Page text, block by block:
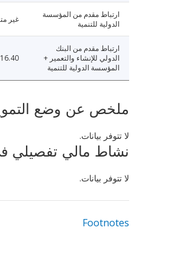
ارتباط مقدم من المؤسسة
الدولية للتنمية
غير
ارتباط مقدم من البنك
الدولي للإنشاء والتعمير +
المؤسسة الدولية للتنمية
ملخص عن وضع التمويل
لا تتوفر بيانات.
نشاط مالي تفصيلي في 2026/
لا تتوفر بيانات.
Footnotes